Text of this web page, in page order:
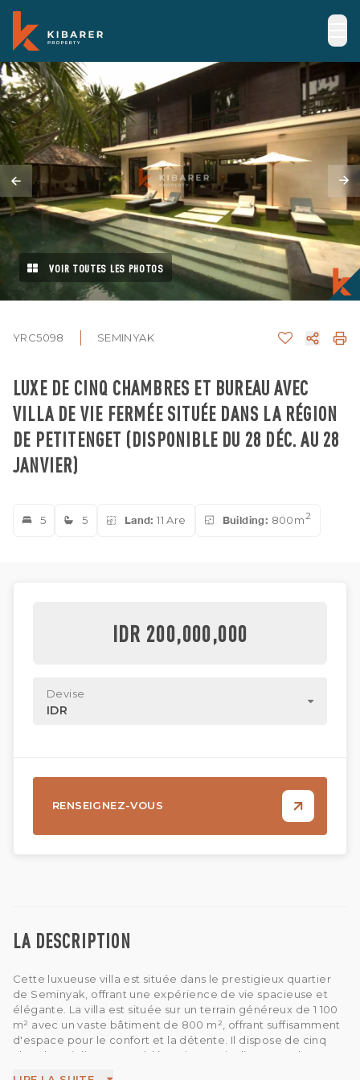
VOIR TOUTES LES PHOTOS
YRC5098 SEMINYAK
LUXE DE CINQ CHAMBRES ET BUREAU AVEC
VILLA DE VIE FERMÉE SITUÉE DANS LA RÉGION
DE PETITENGET (DISPONIBLE DU 28 DÉC. AU 28
JANVIER)
5 5 Land: 11 Are Building: 800m2
LA DESCRIPTION
Cette luxueuse villa est située dans le prestigieux quartier
de Seminyak, offrant une expérience de vie spacieuse et
élégante. La villa est située sur un terrain généreux de 1 100
m² avec un vaste bâtiment de 800 m², offrant suffisamment
d'espace pour le confort et la détente. Il dispose de cinq
chambres joliment meublées, dont trois disposent d'une
IDR 200,000,000
Devise
IDR
RENSEIGNEZ-VOUS